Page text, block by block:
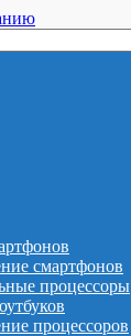
смартфонов
процессоры
процессоров